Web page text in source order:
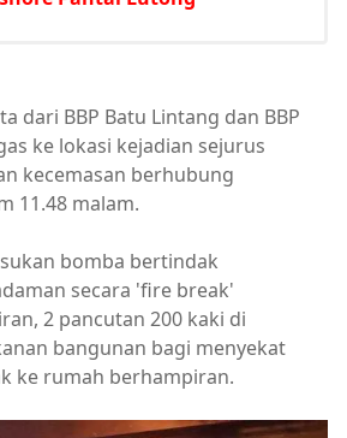
dari BBP Batu Lintang dan BBP
ke lokasi kejadian sejurus
kecemasan berhubung
11.48 malam.
bomba bertindak
secara 'fire break'
2 pancutan 200 kaki di
bangunan bagi menyekat
ke rumah berhampiran.